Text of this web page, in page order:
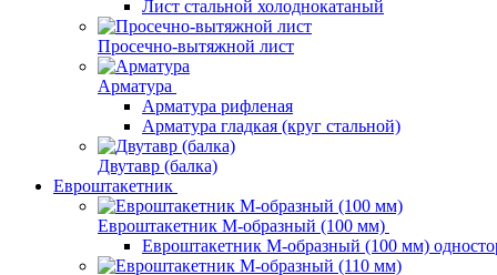
Лист стальной холоднокатаный
Просечно-вытяжной лист
Арматура
Арматура рифленая
Арматура гладкая (круг стальной)
Двутавр (балка)
Евроштакетник
Евроштакетник М-образный (100 мм)
Евроштакетник М-образный (100 мм)